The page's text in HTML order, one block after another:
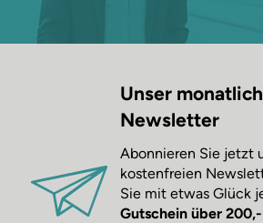
Unser
Newsletter
Abonnieren Sie jetzt
kostenfreien
Sie mit etwas Glück
Gutschein über